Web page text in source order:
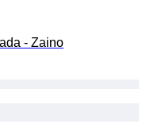
- Zaino